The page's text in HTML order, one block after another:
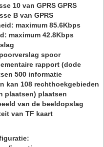
10 van GPRS GPRS
B van GPRS
maximum 85.6Kbps
maximum 42.8Kbps
spoor
rapport (dode
500 informatie
kan 108 rechthoekgebieden
plaatsen) plaatsen
van de beeldopslag
van TF kaart